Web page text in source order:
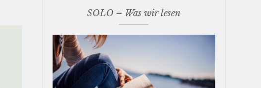
SOLO – Was wir lesen